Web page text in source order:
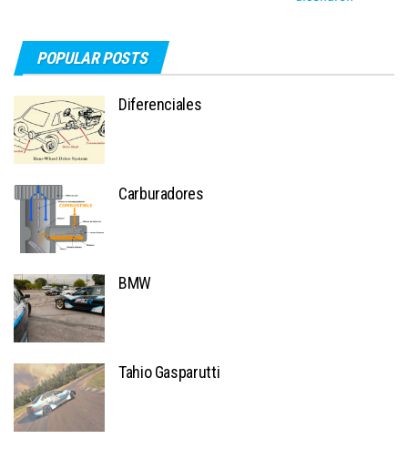
POPULAR POSTS
Diferenciales
Carburadores
BMW
Tahio Gasparutti